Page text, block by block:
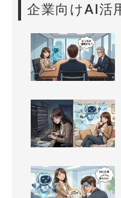
企業向けAI活